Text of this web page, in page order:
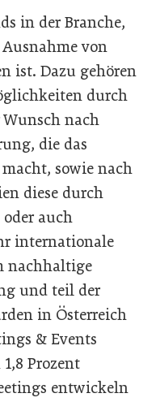
in der Branche,
von
ist. Dazu gehören
durch
nach
die das
sowie nach
diese durch
oder auch
internationale
nachhaltige
und teil der
in Österreich
& Events
Prozent
entwickeln